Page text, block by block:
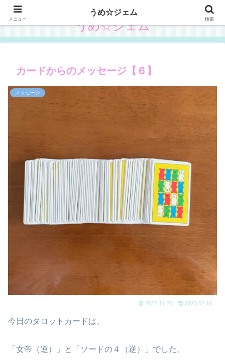
うめ☆ジェム
カードからのメッセージ【６】
メッセージ
2022.11.26 2023.02.18
今日のタロットカードは、
「女帝（逆）」と「ソードの４（逆）」でした。
メニュー
うめ☆ジェム
検索